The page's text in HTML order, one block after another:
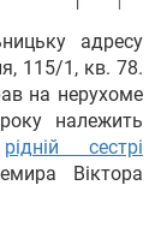
адресу
115/1, кв. 78.
на нерухоме
належить
рідній сестрі
Віктора